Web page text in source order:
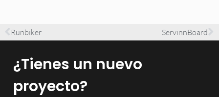
Runbiker ServinnBoard
¿Tienes un nuevo
proyecto?